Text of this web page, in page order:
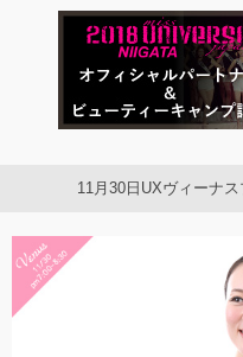
11月30日UXヴィーナ